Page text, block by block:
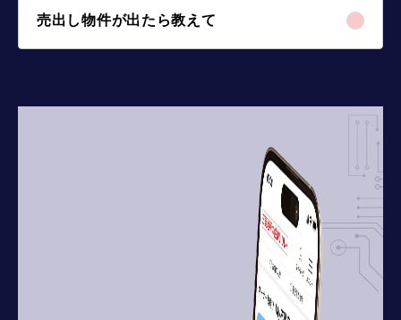
売出し物件が出たら教えて